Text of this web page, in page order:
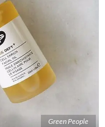
Green People